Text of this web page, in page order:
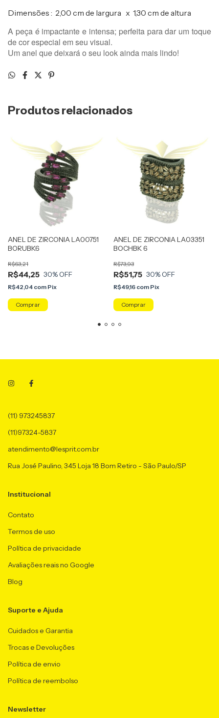
Dimensões : 2,00 cm de largura x 1,30 cm de altura
A peça é impactante e intensa; perfeita para dar um toque
de cor especial em seu visual.
Um anel que deixará o seu look ainda mais lindo!
Produtos relacionados
ANEL DE ZIRCONIA LA00751
BORUBK6
R$44,25
R$63,21
30% OFF
R$42,04 com Pix
Comprar
ANEL DE ZIRCONIA LA03351
BOCHBK 6
R$51,75
R$73,93
30% OFF
R$49,16 com Pix
Comprar
(11) 973245837
(11)97324-5837
atendimento@lesprit.com.br
Rua José Paulino, 345 Loja 18 Bom Retiro - São Paulo/SP
Institucional
Contato
Termos de uso
Política de privacidade
Avaliações reais no Google
Blog
Suporte e Ajuda
Cuidados e Garantia
Trocas e Devoluções
Política de envio
Política de reembolso
Newsletter